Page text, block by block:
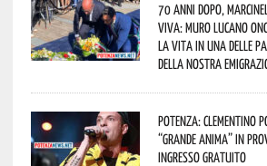
70 anni dopo,
viva: Muro Lucano
la vita in una delle
della nostra
Potenza: Clementino
“Grande Anima” in
ingresso gratuito